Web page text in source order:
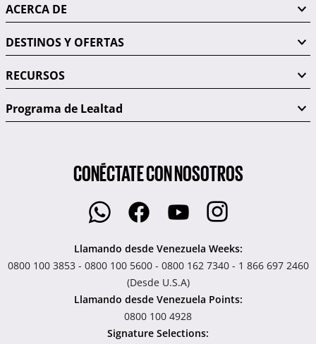
ACERCA DE
DESTINOS Y OFERTAS
RECURSOS
Programa de Lealtad
CONÉCTATE CON NOSOTROS
Llamando desde Venezuela Weeks:
0800 100 3853 - 0800 100 5600 - 0800 162 7340 - 1 866 697 2460
(Desde U.S.A)
Llamando desde Venezuela Points:
0800 100 4928
Signature Selections: